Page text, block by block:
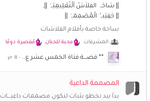
|| سَاحَہ الفلاَشْ اَلْتَعْلِيمِيَہْ ||
|| حَقِيَبہُ الْمُصَمِمَہْ ||
ساحة خاصة بأفلام الفلاشات
المشرفات: محبة للجنان, مُقصرة دومًا
** قصـــة فتاة الخمس عشر ع…
المصممة الداعية
يداَ بيد نخطو بثبات لنكون مصممات داعيـــات